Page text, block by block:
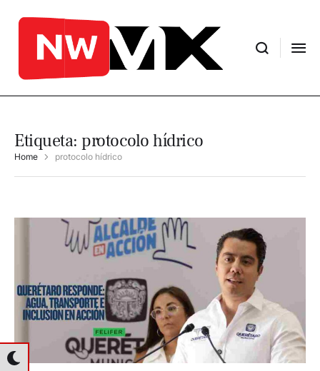
Etiqueta: protocolo hídrico
Home protocolo hídrico